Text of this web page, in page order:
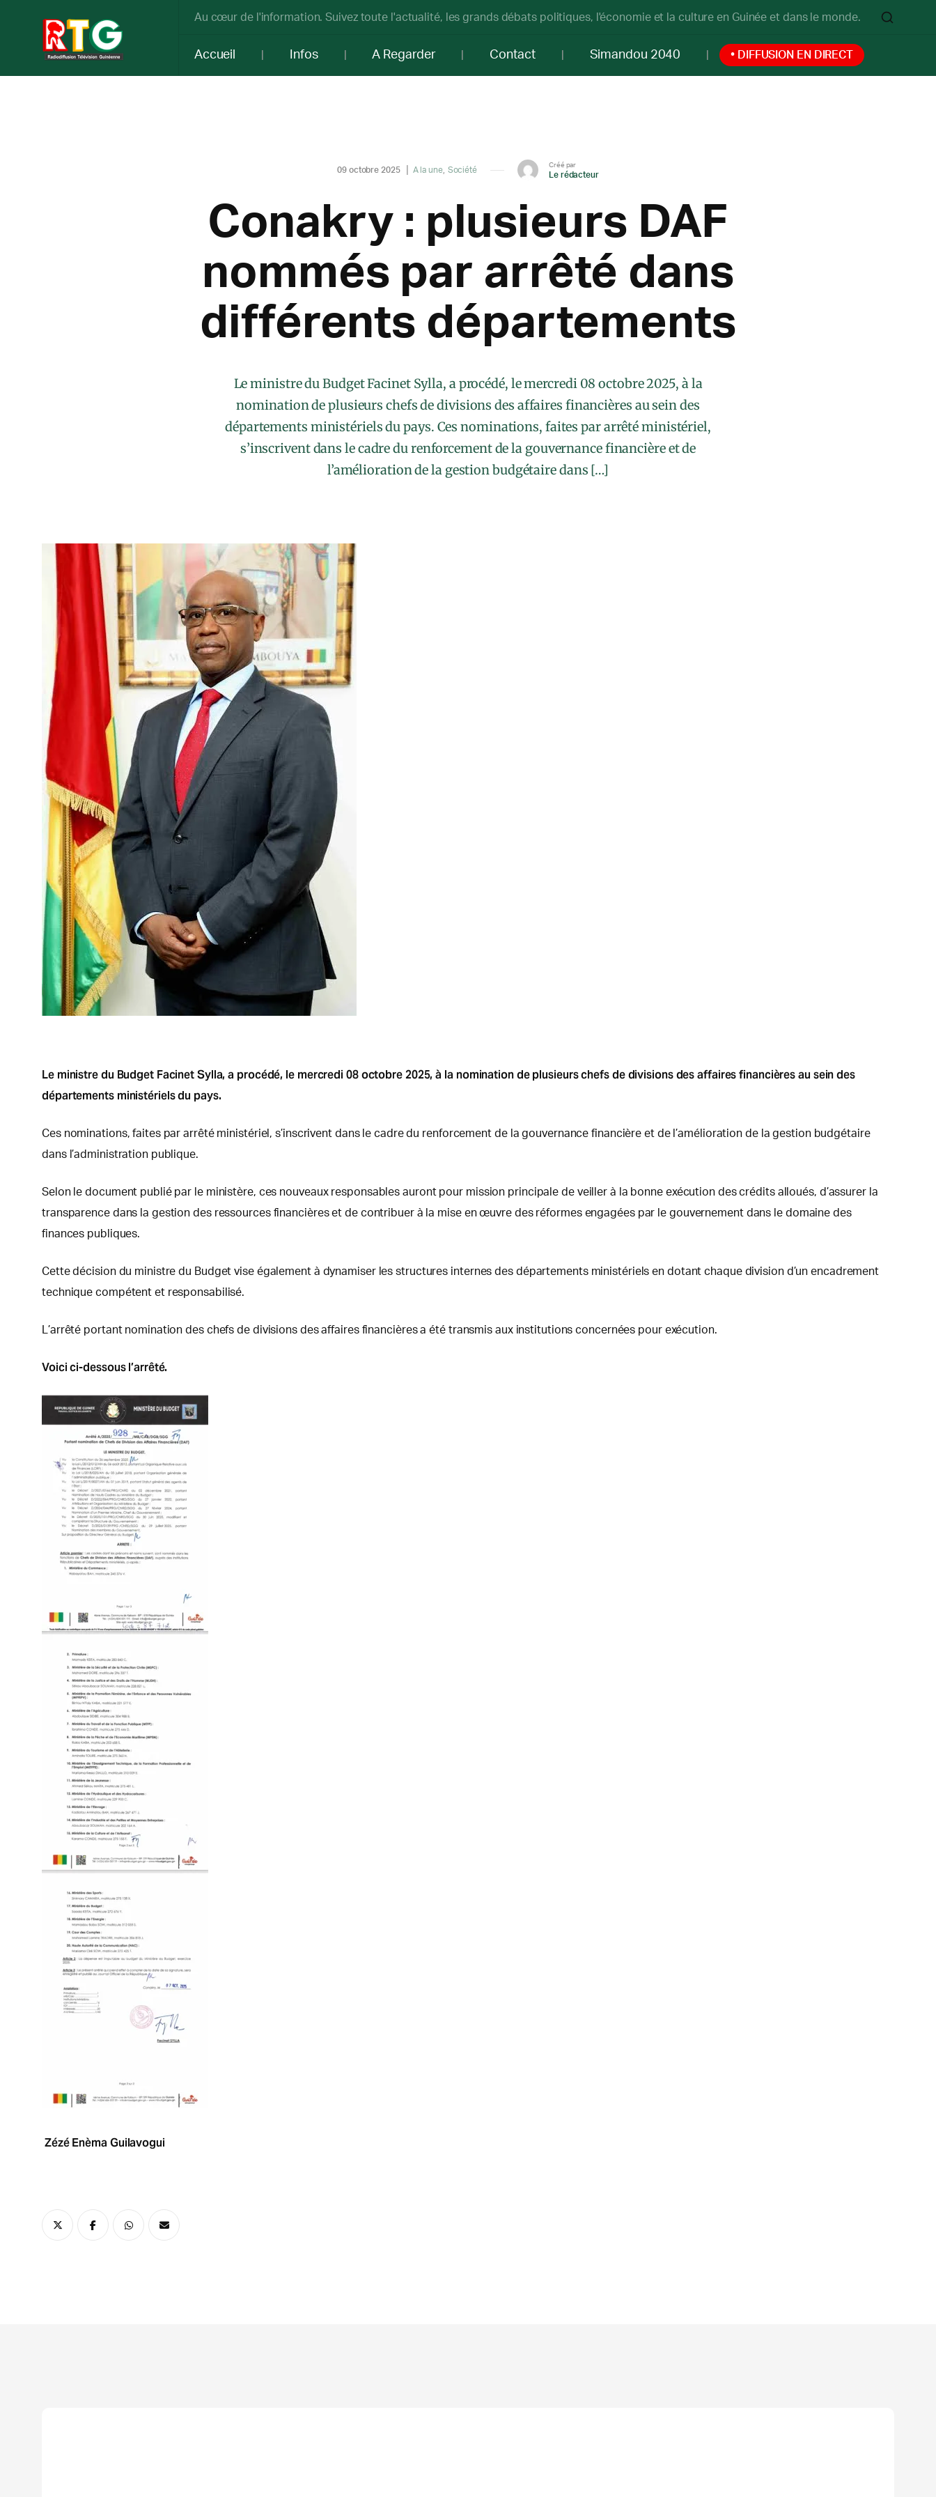
Au cœur de l'information. Suivez toute l'actualité, les grands débats politiques, l'économie et la culture en Guinée et dans le monde.
Accueil Infos A Regarder Contact Simandou 2040 • DIFFUSION EN DIRECT
09 octobre 2025 A la une Société
Créé par
Le rédacteur
Conakry : plusieurs DAF
nommés par arrêté dans
différents départements
Le ministre du Budget Facinet Sylla, a procédé, le mercredi 08 octobre 2025, à la
nomination de plusieurs chefs de divisions des affaires financières au sein des
départements ministériels du pays. Ces nominations, faites par arrêté ministériel,
s’inscrivent dans le cadre du renforcement de la gouvernance financière et de
l’amélioration de la gestion budgétaire dans […]
Le ministre du Budget Facinet Sylla, a procédé, le mercredi 08 octobre 2025, à la nomination de plusieurs chefs de divisions des affaires financières au sein des
départements ministériels du pays.
Ces nominations, faites par arrêté ministériel, s’inscrivent dans le cadre du renforcement de la gouvernance financière et de l’amélioration de la gestion budgétaire
dans l’administration publique.
Selon le document publié par le ministère, ces nouveaux responsables auront pour mission principale de veiller à la bonne exécution des crédits alloués, d’assurer la
transparence dans la gestion des ressources financières et de contribuer à la mise en œuvre des réformes engagées par le gouvernement dans le domaine des
finances publiques.
Cette décision du ministre du Budget vise également à dynamiser les structures internes des départements ministériels en dotant chaque division d’un encadrement
technique compétent et responsabilisé.
L’arrêté portant nomination des chefs de divisions des affaires financières a été transmis aux institutions concernées pour exécution.
Voici ci-dessous l’arrêté.
Zézé Enèma Guilavogui